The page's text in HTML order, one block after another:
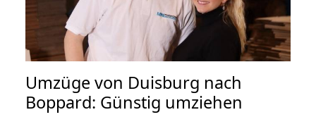
Umzüge von Duisburg nach
Boppard: Günstig umziehen